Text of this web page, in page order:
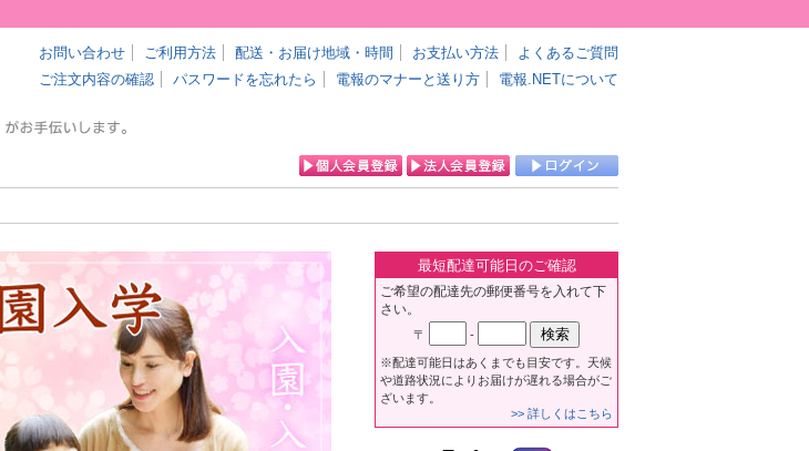
お問い合わせ ご利用方法 配送・お届け地域・時間 お支払い方法
よくあるご質問
ご注文内容の確認
パスワードを忘れたら 電報のマナーと送り方 電報.NETについて
最短配達可能日のご確認
ご希望の配達先の郵便番号を入れて下
さい。
〒 -
※配達可能日はあくまでも目安です。天候
や道路状況によりお届けが遅れる場合がご
ざいます。
>> 詳しくはこちら